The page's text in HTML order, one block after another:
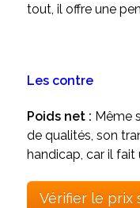
tout, il offre une
Les contre
Poids net : Même
de qualités, son
handicap, car il
Vérifier le prix